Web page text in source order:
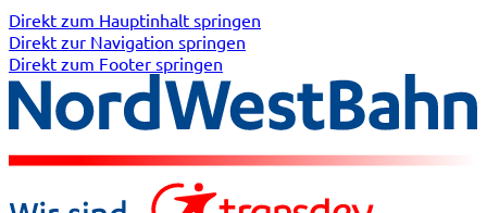
Direkt zum Hauptinhalt springen
Direkt zur Navigation springen
Direkt zum Footer springen